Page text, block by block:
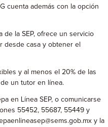
cuenta además con la opción
de la SEP, ofrece un servicio
desde casa y obtener el
y al menos el 20% de las
un tutor en línea.
en Línea SEP, o comunicarse
55452, 55687, 55449 y
y la